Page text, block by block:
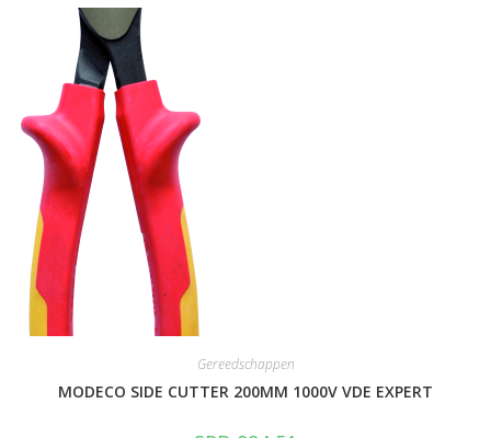
Gereedschappen
MODECO SIDE CUTTER 200MM 1000V VDE EXPERT